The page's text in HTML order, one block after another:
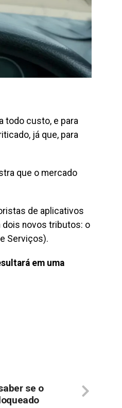
todo custo, e para
já que, para
que o mercado
de aplicativos
novos tributos: o
Serviços).
em uma
se o